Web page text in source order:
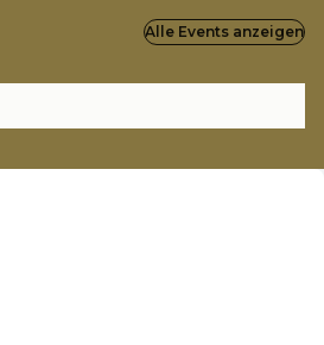
Alle Events anzeigen